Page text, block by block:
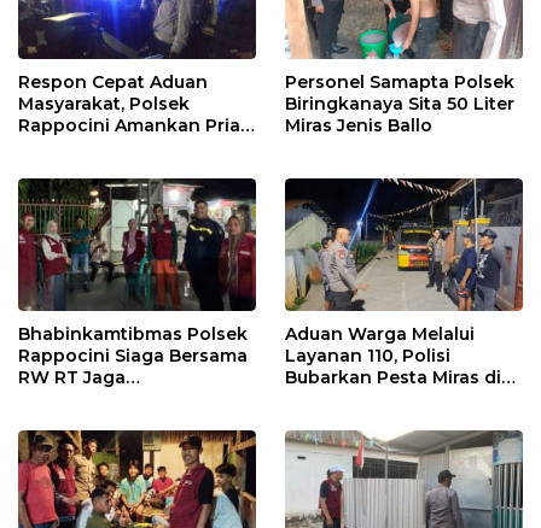
Respon Cepat Aduan
Masyarakat, Polsek
Rappocini Amankan Pria
Personel Samapta Polsek
Biringkanaya Sita 50 Liter
Miras Jenis Ballo
Bhabinkamtibmas Polsek
Rappocini Siaga Bersama
RW RT Jaga
Aduan Warga Melalui
Layanan 110, Polisi
Bubarkan Pesta Miras di